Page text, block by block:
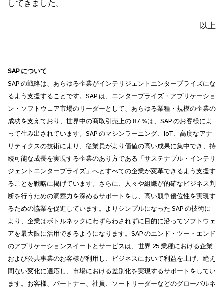
してきました。
以上
SAP について
SAP の戦略は、あらゆる企業がインテリジェントエンタープライズにな
るよう支援することです。SAP は、エンタープライズ・アプリケーショ
ン・ソフトウェア市場のリーダーとして、あらゆる業種・規模の企業の
成功を支えており、世界中の商取引売上の 87 %は、SAP のお客様によ
って生み出されています。SAP のマシンラーニング、IoT、高度なアナ
リティクスの技術により、従業員がより価値の高い成果に集中でき、持
続可能な成長を実現する企業のあり方である「サステナブル・インテリ
ジェントエンタープライズ」へとすべての企業が変革できるよう支援す
ることを戦略に掲げています。さらに、人々や組織が的確なビジネス判
断を行うための洞察力を深めるサポートをし、高い競争優位性を実現す
るための協業を促進しています。よりシンプルになった SAP の技術に
より、企業はボトルネックにわずらわされずに目的に沿ってソフトウェ
アを最大限に活用できるようになります。SAP のエンド・ツー・エンド
のアプリケーションスイートとサービスは、世界 25 業種における企業
および公共事業のお客様が利用し、ビジネスにおいて利益を上げ、絶え
間ない変化に適応し、市場における差別化を実現するサポートをしてい
ます。お客様、パートナー、社員、ソートリーダーなどのグローバルネ